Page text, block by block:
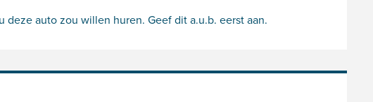
auto zou willen huren. Geef dit a.u.b. eerst aan.